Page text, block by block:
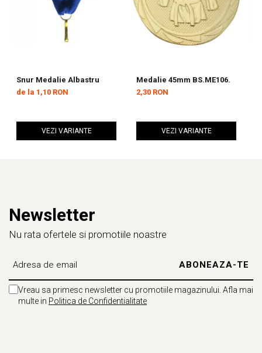
Snur Medalie Albastru
de la 1,10 RON
VEZI VARIANTE
Medalie 45mm BS.ME106.
2,30 RON
VEZI VARIANTE
Newsletter
Nu rata ofertele si promotiile noastre
Vreau sa primesc newsletter cu promotiile magazinului. Afla mai
multe in Politica de Confidentialitate